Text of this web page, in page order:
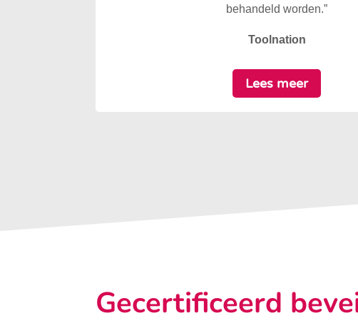
behandeld worden.”
Toolnation
Lees meer
Gecertificeerd